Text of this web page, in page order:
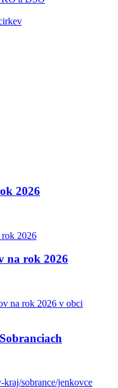
2026
rok 2026
na rok 2026
na rok 2026 v obci
sobrance/jenkovce